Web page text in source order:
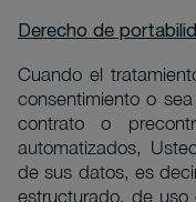
Derecho de
Cuando el
consentimiento o
contrato o
automatizados,
de sus datos, es
estructurado, de uso